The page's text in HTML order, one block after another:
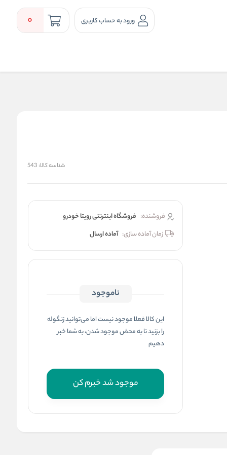
ورود به حساب کاربری 0
شناسه کالا: 543
فروشنده: فروشگاه اینترنتی رویتا خودرو
زمان آماده سازی: آماده ارسال
ناموجود
این کالا فعلا موجود نیست اما می‌توانید زنگوله
را بزنید تا به محض موجود شدن، به شما خبر
دهیم
موجود شد خبرم کن